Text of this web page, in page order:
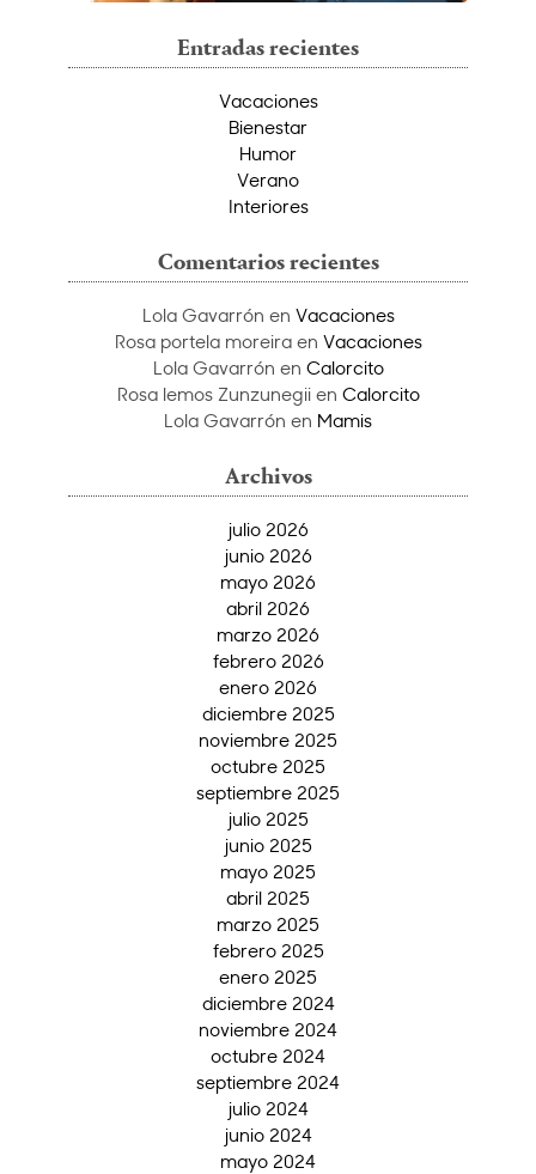
Entradas recientes
Vacaciones
Bienestar
Humor
Verano
Interiores
Comentarios recientes
Lola Gavarrón en Vacaciones
Rosa portela moreiraen Vacaciones
Lola Gavarrón en Calorcito
Rosa lemos Zunzunegiien Calorcito
Lola Gavarrón en Mamis
Archivos
julio 2026
junio 2026
mayo 2026
abril 2026
marzo 2026
febrero 2026
enero 2026
diciembre 2025
noviembre 2025
octubre 2025
septiembre 2025
julio 2025
junio 2025
mayo 2025
abril 2025
marzo 2025
febrero 2025
enero 2025
diciembre 2024
noviembre 2024
octubre 2024
septiembre 2024
julio 2024
junio 2024
mayo 2024